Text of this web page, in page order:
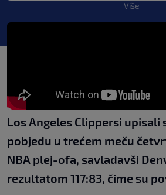
Više
Los Angeles Clippersi upisali
pobjedu u trećem meču
NBA plej-ofa, savladavši
rezultatom 117:83, čime su